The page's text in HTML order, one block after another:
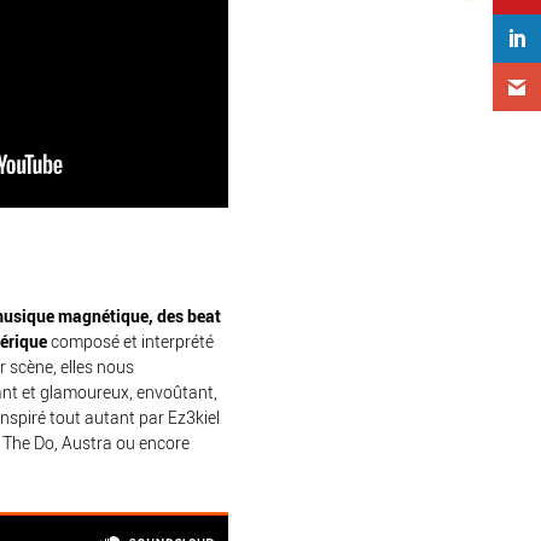
magnétique, des beat
composé et interprété
scène, elles nous
et glamoureux, envoûtant,
tout autant par Ez3kiel
Do, Austra ou encore